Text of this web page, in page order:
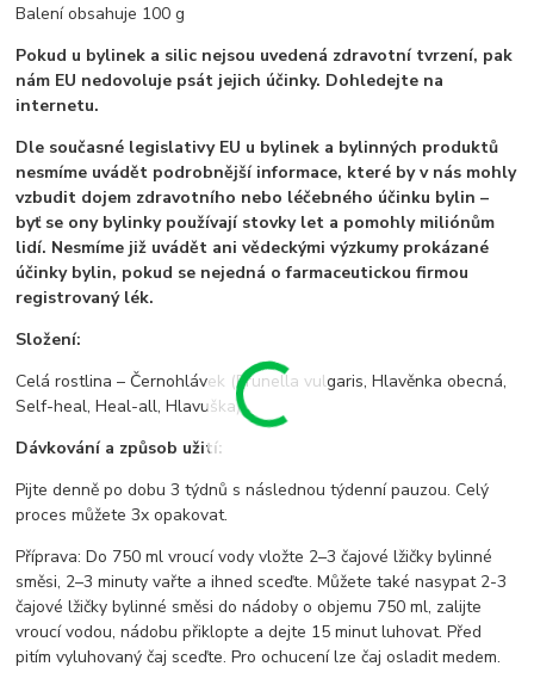
Balení obsahuje 100 g
Pokud u bylinek a silic nejsou uvedená zdravotní tvrzení, pak
nám EU nedovoluje psát jejich účinky. Dohledejte na
internetu.
Dle současné legislativy EU u bylinek a bylinných produktů
nesmíme uvádět podrobnější informace, které by v nás mohly
vzbudit dojem zdravotního nebo léčebného účinku bylin –
byť se ony bylinky používají stovky let a pomohly miliónům
lidí. Nesmíme již uvádět ani vědeckými výzkumy prokázané
účinky bylin, pokud se nejedná o farmaceutickou firmou
registrovaný lék.
Složení:
Celá rostlina – Černohlávek (Prunella vulgaris, Hlavěnka obecná,
Self-heal, Heal-all, Hlavuška)
Dávkování a způsob užití:
Pijte denně po dobu 3 týdnů s následnou týdenní pauzou. Celý
proces můžete 3x opakovat.
Příprava: Do 750 ml vroucí vody vložte 2–3 čajové lžičky bylinné
směsi, 2–3 minuty vařte a ihned sceďte. Můžete také nasypat 2-3
čajové lžičky bylinné směsi do nádoby o objemu 750 ml, zalijte
vroucí vodou, nádobu přiklopte a dejte 15 minut luhovat. Před
pitím vyluhovaný čaj sceďte. Pro ochucení lze čaj osladit medem.